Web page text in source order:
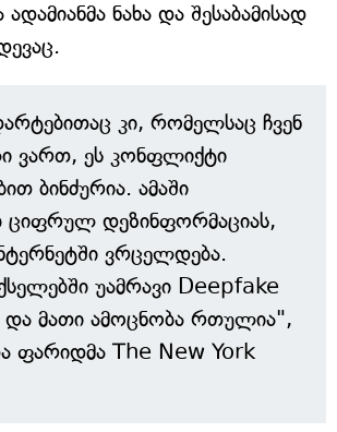
ნახა და შესაბამისად
კი, რომელსაც ჩვენ
ვართ, ეს კონფლიქტი
ბინძურია. ამაში
ციფრულ დეზინფორმაციას,
ვრცელდება.
უამრავი Deepfake
მათი ამოცნობა რთულია",
ფარიდმა The New York